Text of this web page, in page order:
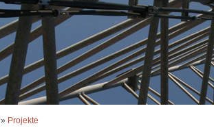
» Projekte